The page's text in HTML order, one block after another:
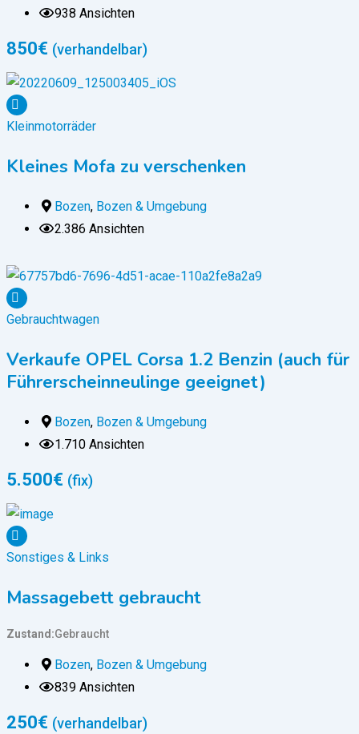
938 Ansichten
850€ (verhandelbar)
Kleinmotorräder
Kleines Mofa zu verschenken
Bozen, Bozen & Umgebung
2.386 Ansichten
Gebrauchtwagen
Verkaufe OPEL Corsa 1.2 Benzin (auch für
Führerscheinneulinge geeignet)
Bozen, Bozen & Umgebung
1.710 Ansichten
5.500€ (fix)
Sonstiges & Links
Massagebett gebraucht
Zustand Gebraucht
Bozen, Bozen & Umgebung
839 Ansichten
250€ (verhandelbar)